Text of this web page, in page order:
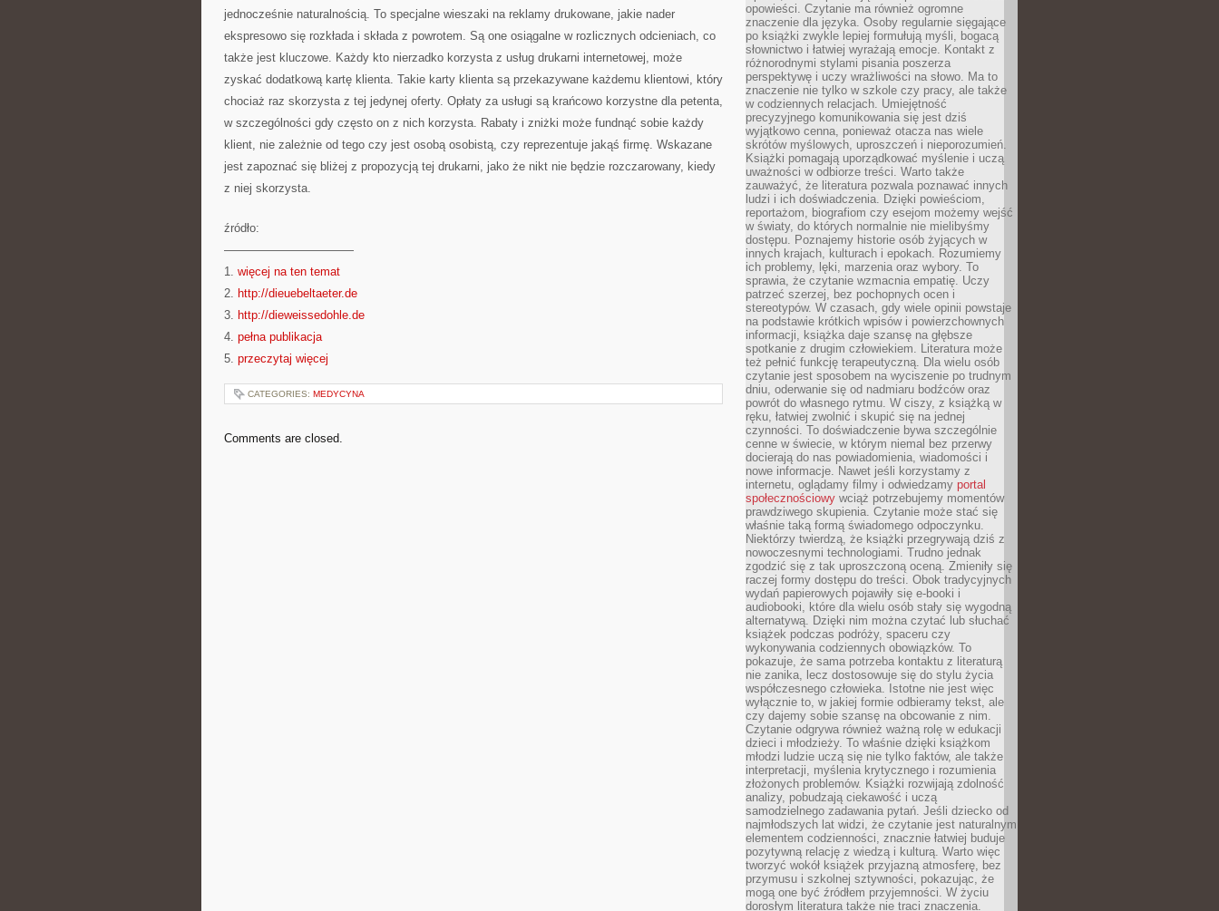
jednocześnie naturalnością. To specjalne wieszaki na reklamy drukowane, jakie nader
ekspresowo się rozkłada i składa z powrotem. Są one osiągalne w rozlicznych odcieniach, co
także jest kluczowe. Każdy kto nierzadko korzysta z usług drukarni internetowej, może
zyskać dodatkową kartę klienta. Takie karty klienta są przekazywane każdemu klientowi, który
chociaż raz skorzysta z tej jedynej oferty. Opłaty za usługi są krańcowo korzystne dla petenta,
w szczególności gdy często on z nich korzysta. Rabaty i zniżki może fundnąć sobie każdy
klient, nie zależnie od tego czy jest osobą osobistą, czy reprezentuje jakąś firmę. Wskazane
jest zapoznać się bliżej z propozycją tej drukarni, jako że nikt nie będzie rozczarowany, kiedy
z niej skorzysta.
źródło:
———————————
1. więcej na ten temat
2. http://dieuebeltaeter.de
3. http://dieweissedohle.de
4. pełna publikacja
5. przeczytaj więcej
CATEGORIES: MEDYCYNA
Comments are closed.
opowieści. Czytanie ma również ogromne
znaczenie dla języka. Osoby regularnie sięgające
po książki zwykle lepiej formułują myśli, bogacą
słownictwo i łatwiej wyrażają emocje. Kontakt z
różnorodnymi stylami pisania poszerza
perspektywę i uczy wrażliwości na słowo. Ma to
znaczenie nie tylko w szkole czy pracy, ale także
w codziennych relacjach. Umiejętność
precyzyjnego komunikowania się jest dziś
wyjątkowo cenna, ponieważ otacza nas wiele
skrótów myślowych, uproszczeń i nieporozumień.
Książki pomagają uporządkować myślenie i uczą
uważności w odbiorze treści. Warto także
zauważyć, że literatura pozwala poznawać innych
ludzi i ich doświadczenia. Dzięki powieściom,
reportażom, biografiom czy esejom możemy wejść
w światy, do których normalnie nie mielibyśmy
dostępu. Poznajemy historie osób żyjących w
innych krajach, kulturach i epokach. Rozumiemy
ich problemy, lęki, marzenia oraz wybory. To
sprawia, że czytanie wzmacnia empatię. Uczy
patrzeć szerzej, bez pochopnych ocen i
stereotypów. W czasach, gdy wiele opinii powstaje
na podstawie krótkich wpisów i powierzchownych
informacji, książka daje szansę na głębsze
spotkanie z drugim człowiekiem. Literatura może
też pełnić funkcję terapeutyczną. Dla wielu osób
czytanie jest sposobem na wyciszenie po trudnym
dniu, oderwanie się od nadmiaru bodźców oraz
powrót do własnego rytmu. W ciszy, z książką w
ręku, łatwiej zwolnić i skupić się na jednej
czynności. To doświadczenie bywa szczególnie
cenne w świecie, w którym niemal bez przerwy
docierają do nas powiadomienia, wiadomości i
nowe informacje. Nawet jeśli korzystamy z
internetu, oglądamy filmy i odwiedzamy portal
społecznościowy wciąż potrzebujemy momentów
prawdziwego skupienia. Czytanie może stać się
właśnie taką formą świadomego odpoczynku.
Niektórzy twierdzą, że książki przegrywają dziś z
nowoczesnymi technologiami. Trudno jednak
zgodzić się z tak uproszczoną oceną. Zmieniły się
raczej formy dostępu do treści. Obok tradycyjnych
wydań papierowych pojawiły się e-booki i
audiobooki, które dla wielu osób stały się wygodną
alternatywą. Dzięki nim można czytać lub słuchać
książek podczas podróży, spaceru czy
wykonywania codziennych obowiązków. To
pokazuje, że sama potrzeba kontaktu z literaturą
nie zanika, lecz dostosowuje się do stylu życia
współczesnego człowieka. Istotne nie jest więc
wyłącznie to, w jakiej formie odbieramy tekst, ale
czy dajemy sobie szansę na obcowanie z nim.
Czytanie odgrywa również ważną rolę w edukacji
dzieci i młodzieży. To właśnie dzięki książkom
młodzi ludzie uczą się nie tylko faktów, ale także
interpretacji, myślenia krytycznego i rozumienia
złożonych problemów. Książki rozwijają zdolność
analizy, pobudzają ciekawość i uczą
samodzielnego zadawania pytań. Jeśli dziecko od
najmłodszych lat widzi, że czytanie jest naturalnym
elementem codzienności, znacznie łatwiej buduje
pozytywną relację z wiedzą i kulturą. Warto więc
tworzyć wokół książek przyjazną atmosferę, bez
przymusu i szkolnej sztywności, pokazując, że
mogą one być źródłem przyjemności. W życiu
dorosłym literatura także nie traci znaczenia.